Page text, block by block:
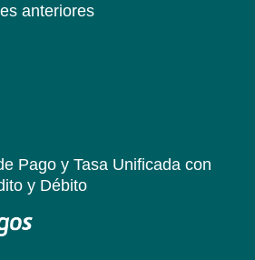
anteriores
Pago y Tasa Unificadacon
y Débito